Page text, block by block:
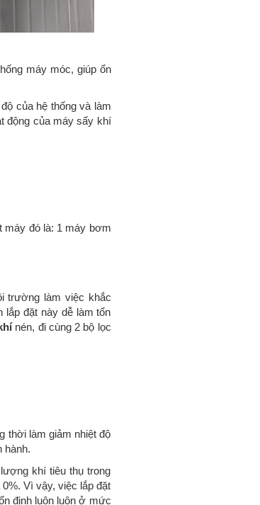
máy móc, giúp ổn
của hệ thống và làm
động của máy sấy khí
máy đó là: 1 máy bơm
trường làm việc khắc
lắp đặt này dễ làm tổn
nén, đi cùng 2 bộ lọc
thời làm giảm nhiệt độ
hành.
khí tiêu thụ trong
Vì vậy, việc lắp đặt
định luôn luôn ở mức